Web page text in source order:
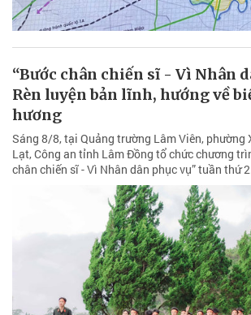
“Bước chân chiến sĩ - Vì Nhân
Rèn luyện bản lĩnh, hướng về
hương
Sáng 8/8, tại Quảng trường Lâm Viên, phường
Lạt, Công an tỉnh Lâm Đồng tổ chức chương
chân chiến sĩ - Vì Nhân dân phục vụ” tuần thứ